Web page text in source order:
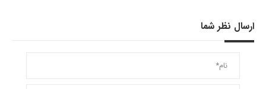
ارسال نظر شما